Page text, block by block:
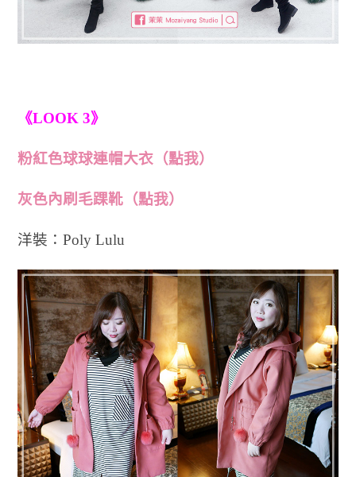
《LOOK 3》
粉紅色球球連帽大衣（點我）
灰色內刷毛踝靴（點我）
洋裝：Poly Lulu